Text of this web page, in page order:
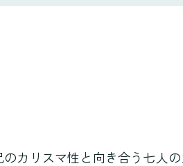
カリスマ性と向き合う七人